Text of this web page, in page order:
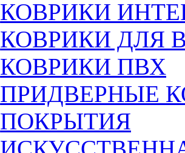
КОВРИКИ
КОВРИКИ ДЛЯ
КОВРИКИ ПВХ
ПРИДВЕРНЫЕ
ПОКРЫТИЯ